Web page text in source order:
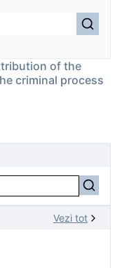
of the
criminal process
Vezi tot